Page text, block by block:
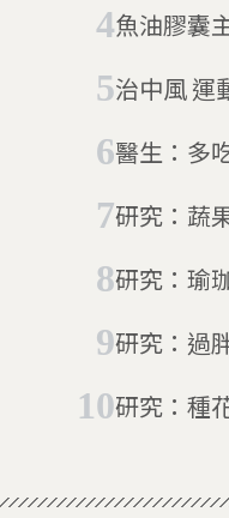
魚油膠囊
治中風 運
醫生：多
研究：瑜
研究：過
研究：種